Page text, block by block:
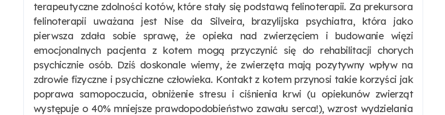
terapeutyczne zdolności kotów, które stały się podstawą felinoterapii. Za prekursora
felinoterapii uważana jest Nise da Silveira, brazylijska psychiatra, która jako
pierwsza zdała sobie sprawę, że opieka nad zwierzęciem i budowanie więzi
emocjonalnych pacjenta z kotem mogą przyczynić się do rehabilitacji chorych
psychicznie osób. Dziś doskonale wiemy, że zwierzęta mają pozytywny wpływ na
zdrowie fizyczne i psychiczne człowieka. Kontakt z kotem przynosi takie korzyści jak
poprawa samopoczucia, obniżenie stresu i ciśnienia krwi (u opiekunów zwierząt
występuje o 40% mniejsze prawdopodobieństwo zawału serca!), wzrost wydzielania